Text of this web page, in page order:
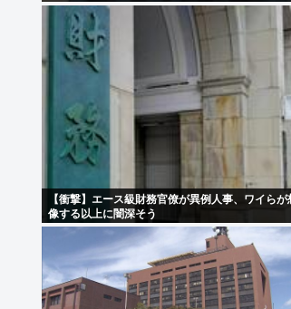
【衝撃】エース級財務官僚が異例人事、ワイらが
像する以上に闇深そう